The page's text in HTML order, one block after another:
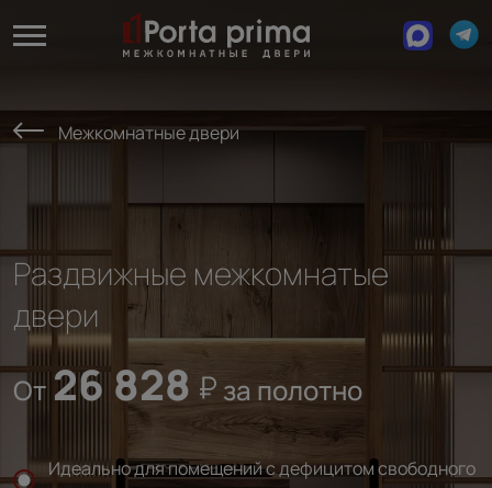
Межкомнатные двери
Раздвижные межкомнатые
двери
От 26 828 за полотно
Идеально для помещений с дефицитом свободного